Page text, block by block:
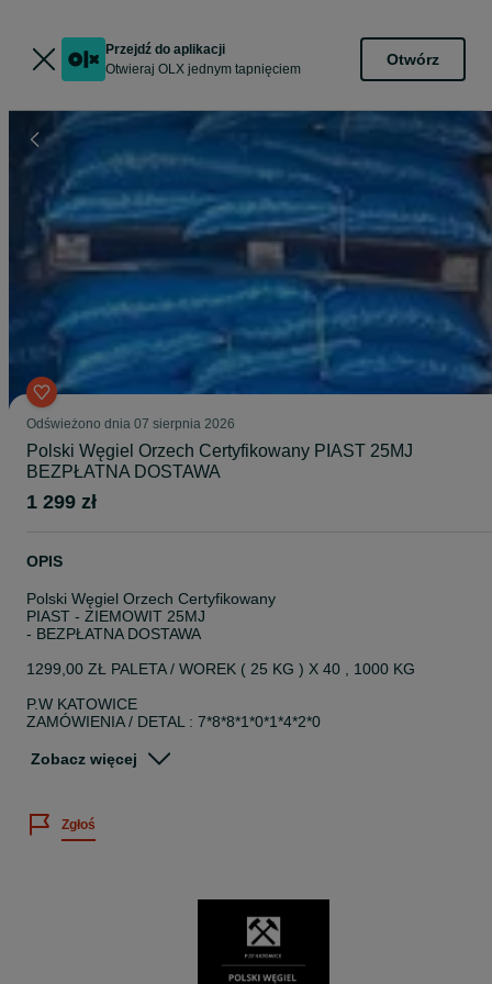
Przejdź do aplikacji
Otwieraj OLX jednym tapnięciem
Otwórz
Odświeżono dnia 07 sierpnia 2026
Polski Węgiel Orzech Certyfikowany PIAST 25MJ
BEZPŁATNA DOSTAWA
1 299 zł
OPIS
Polski Węgiel Orzech Certyfikowany
PIAST - ZIEMOWIT 25MJ
- BEZPŁATNA DOSTAWA
1299,00 ZŁ PALETA / WOREK ( 25 KG ) X 40 , 1000 KG
P.W KATOWICE
ZAMÓWIENIA / DETAL : 7*8*8*1*0*1*4*2*0
... Tylko POLSKIE Kopalnie !!!
wysokim płomieniem oraz stosunkowo niską zawartością siarki
przez co jest bardziej przyjazny dla środowiska. Niski stosunek
się doskonale w niemal wszystkich kotłach zasypowych. Atrakcyjna
cena, adekwatna do parametrów w dużej mierze przyczynia się do
Zobacz więcej
Zgłoś